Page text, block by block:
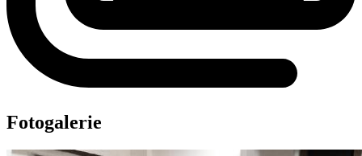
Fotogalerie